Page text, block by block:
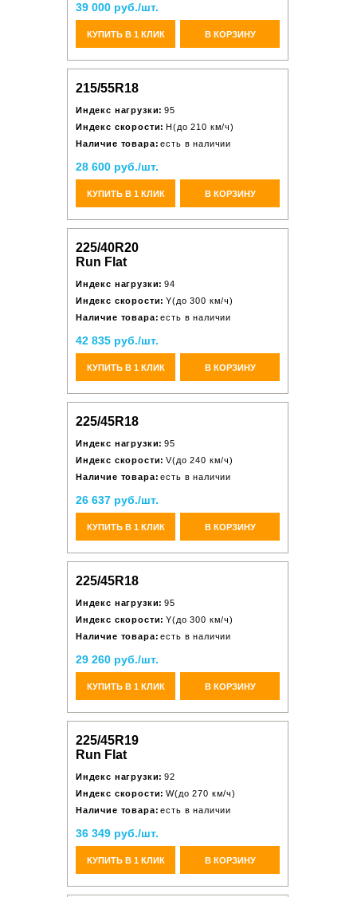
39 000 руб./шт.
КУПИТЬ В 1 КЛИК В КОРЗИНУ
215/55R18
Индекс нагрузки: 95
Индекс скорости: H(до 210 км/ч)
Наличие товара: есть в наличии
28 600 руб./шт.
КУПИТЬ В 1 КЛИК В КОРЗИНУ
225/40R20
Run Flat
Индекс нагрузки: 94
Индекс скорости: Y(до 300 км/ч)
Наличие товара: есть в наличии
42 835 руб./шт.
КУПИТЬ В 1 КЛИК В КОРЗИНУ
225/45R18
Индекс нагрузки: 95
Индекс скорости: V(до 240 км/ч)
Наличие товара: есть в наличии
26 637 руб./шт.
КУПИТЬ В 1 КЛИК В КОРЗИНУ
225/45R18
Индекс нагрузки: 95
Индекс скорости: Y(до 300 км/ч)
Наличие товара: есть в наличии
29 260 руб./шт.
КУПИТЬ В 1 КЛИК В КОРЗИНУ
225/45R19
Run Flat
Индекс нагрузки: 92
Индекс скорости: W(до 270 км/ч)
Наличие товара: есть в наличии
36 349 руб./шт.
КУПИТЬ В 1 КЛИК В КОРЗИНУ